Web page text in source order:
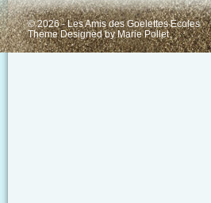
© 2026 - Les Amis des Goelettes Ecoles
Theme Designed byMarie Pollet